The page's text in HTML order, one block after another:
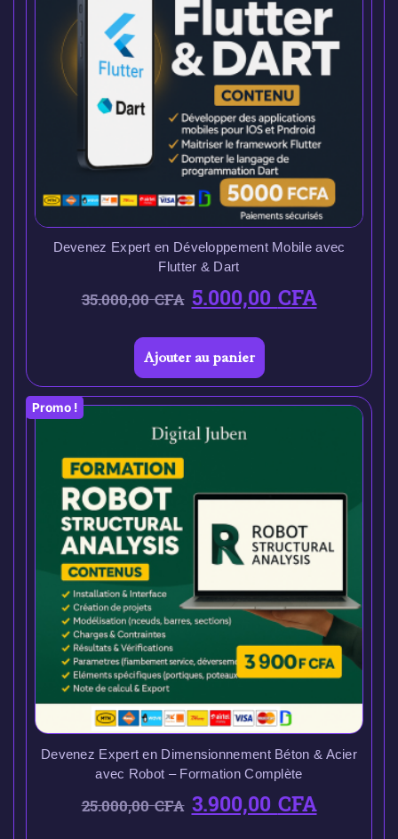
Devenez Expert en Développement Mobile avec
Flutter & Dart
35.000,00CFA 5.000,00CFA
Ajouter au panier
Promo !
Devenez Expert en Dimensionnement Béton & Acier
avec Robot – Formation Complète
25.000,00CFA 3.900,00CFA